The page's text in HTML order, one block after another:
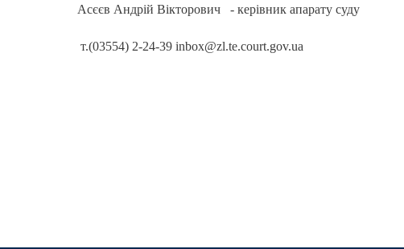
Асєєв Андрій Вікторович - керівник апарату суду
т.(03554) 2-24-39 inbox@zl.te.court.gov.ua